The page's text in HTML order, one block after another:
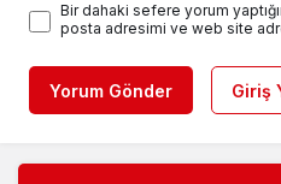
Bir dahaki sefere yorum
posta adresimi ve web site
Yorum Gönder Giriş